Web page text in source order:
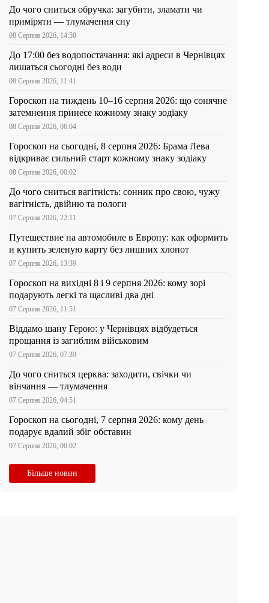
До чого сниться обручка: загубити, зламати чи
приміряти — тлумачення сну
08 Серпня 2026, 14:50
До 17:00 без водопостачання: які адреси в Чернівцях
лишаться сьогодні без води
08 Серпня 2026, 11:41
Гороскоп на тиждень 10–16 серпня 2026: що сонячне
затемнення принесе кожному знаку зодіаку
08 Серпня 2026, 06:04
Гороскоп на сьогодні, 8 серпня 2026: Брама Лева
відкриває сильний старт кожному знаку зодіаку
08 Серпня 2026, 00:02
До чого сниться вагітність: сонник про свою, чужу
вагітність, двійню та пологи
07 Серпня 2026, 22:11
Путешествие на автомобиле в Европу: как оформить
и купить зеленую карту без лишних хлопот
07 Серпня 2026, 13:39
Гороскоп на вихідні 8 і 9 серпня 2026: кому зорі
подарують легкі та щасливі два дні
07 Серпня 2026, 11:51
Віддамо шану Герою: у Чернівцях відбудеться
прощання із загиблим військовим
07 Серпня 2026, 07:39
До чого сниться церква: заходити, свічки чи
вінчання — тлумачення
07 Серпня 2026, 04:51
Гороскоп на сьогодні, 7 серпня 2026: кому день
подарує вдалий збіг обставин
07 Серпня 2026, 00:02
Більше новин